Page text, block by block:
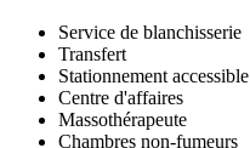
Service de blanchisserie
Transfert
Stationnement accessible
Centre d'affaires
Massothérapeute
Chambres non-fumeurs